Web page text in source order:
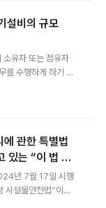
법」 부칙 제2조에
원법」 제71조제1항
대하여도 적용한
설비의 규모
소유자 또는 점유자
를 수행하게 하기 위
는 규모 이하의 전
기안전관리업무를
된 같은 법 시행규
안전관리대행사업자
관한 특별법
있는 “이 법 시
의미 [법제처 2
년 7월 17일 시행
시설물안전법”이라